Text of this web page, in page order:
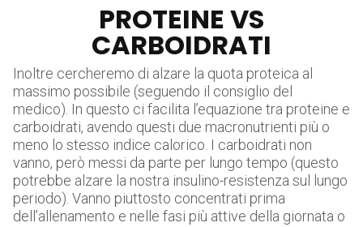
PROTEINE VS
CARBOIDRATI
Inoltre cercheremo di alzare la quota proteica al
massimo possibile (seguendo il consiglio del
medico). In questo ci facilita l’equazione tra proteine e
carboidrati, avendo questi due macronutrienti più o
meno lo stesso indice calorico. I carboidrati non
vanno, però messi da parte per lungo tempo (questo
potrebbe alzare la nostra insulino-resistenza sul lungo
periodo). Vanno piuttosto concentrati prima
dell’allenamento e nelle fasi più attive della giornata o